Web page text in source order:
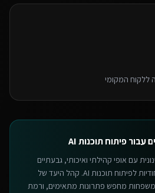
ללקוח המקומי
עבורפיתוח תוכנות AI
עם אופי קהילתי ואיכותי, גבעתיים
מציעה הזדמנויות ייחודיות לפיתוח תוכנות AI. קהל היעד של
מחפש פתרונות מתאימים, ורמת